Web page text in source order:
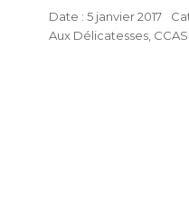
Publié
le
5 janvier 2017
Étiquettes
Aux Délicatesses, CCAS